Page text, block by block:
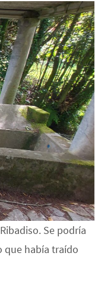
Se podría
que había traído